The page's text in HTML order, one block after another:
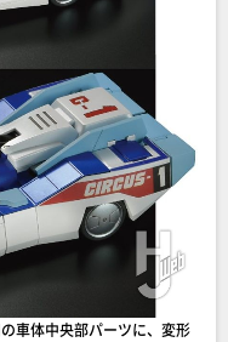
車体中央部パーツに、変形